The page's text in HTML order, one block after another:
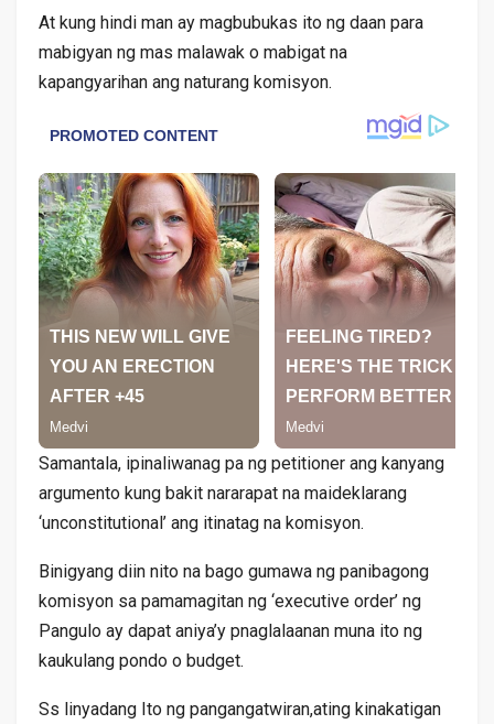
At kung hindi man ay magbubukas ito ng daan para
mabigyan ng mas malawak o mabigat na
kapangyarihan ang naturang komisyon.
Samantala, ipinaliwanag pa ng petitioner ang kanyang
argumento kung bakit nararapat na maideklarang
‘unconstitutional’ ang itinatag na komisyon.
Binigyang diin nito na bago gumawa ng panibagong
komisyon sa pamamagitan ng ‘executive order’ ng
Pangulo ay dapat aniya’y pnaglalaanan muna ito ng
kaukulang pondo o budget.
Ss linyadang Ito ng pangangatwiran,ating kinakatigan